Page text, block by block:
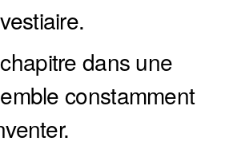
dans une
constamment